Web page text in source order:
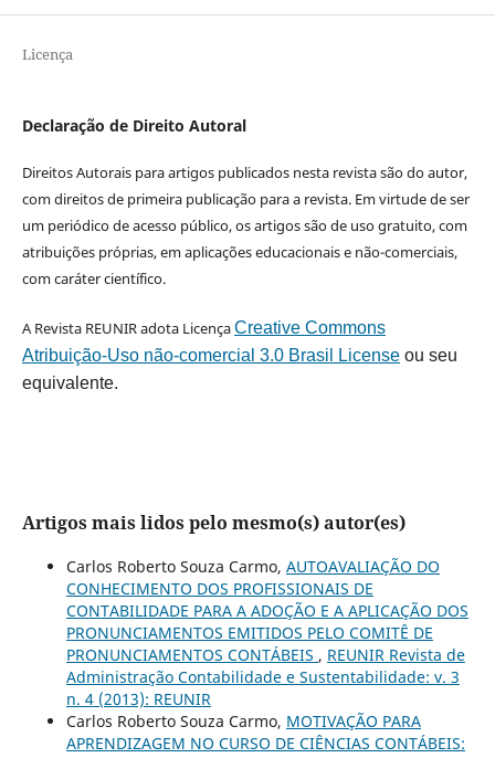
Licença
Declaração de Direito Autoral
Direitos Autorais para artigos publicados nesta revista são do autor,
com direitos de primeira publicação para a revista. Em virtude de ser
um periódico de acesso público, os artigos são de uso gratuito, com
atribuições próprias, em aplicações educacionais e não-comerciais,
com caráter científico.
A Revista REUNIR adota LicençaCreative Commons
Atribuição-Uso não-comercial 3.0 Brasil Licenseou seu
equivalente.
Artigos mais lidos pelo mesmo(s) autor(es)
Carlos Roberto Souza Carmo, AUTOAVALIAÇÃO DO
CONHECIMENTO DOS PROFISSIONAIS DE
CONTABILIDADE PARA A ADOÇÃO E A APLICAÇÃO DOS
PRONUNCIAMENTOS EMITIDOS PELO COMITÊ DE
PRONUNCIAMENTOS CONTÁBEIS , REUNIR Revista de
Administração Contabilidade e Sustentabilidade: v. 3
n. 4 (2013): REUNIR
Carlos Roberto Souza Carmo, MOTIVAÇÃO PARA
APRENDIZAGEM NO CURSO DE CIÊNCIAS CONTÁBEIS: